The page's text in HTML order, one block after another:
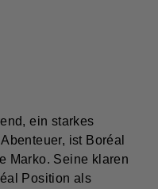
ein starkes
ist Boréal
Marko. Seine klaren
Position als